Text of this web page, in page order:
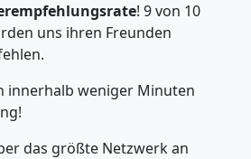
! 9 von 10
uns ihren Freunden
innerhalb weniger Minuten
das größte Netzwerk an